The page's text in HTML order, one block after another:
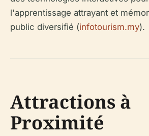
l'apprentissage attrayant et
public diversifié (infotourism.my).
Attractions à
Proximité